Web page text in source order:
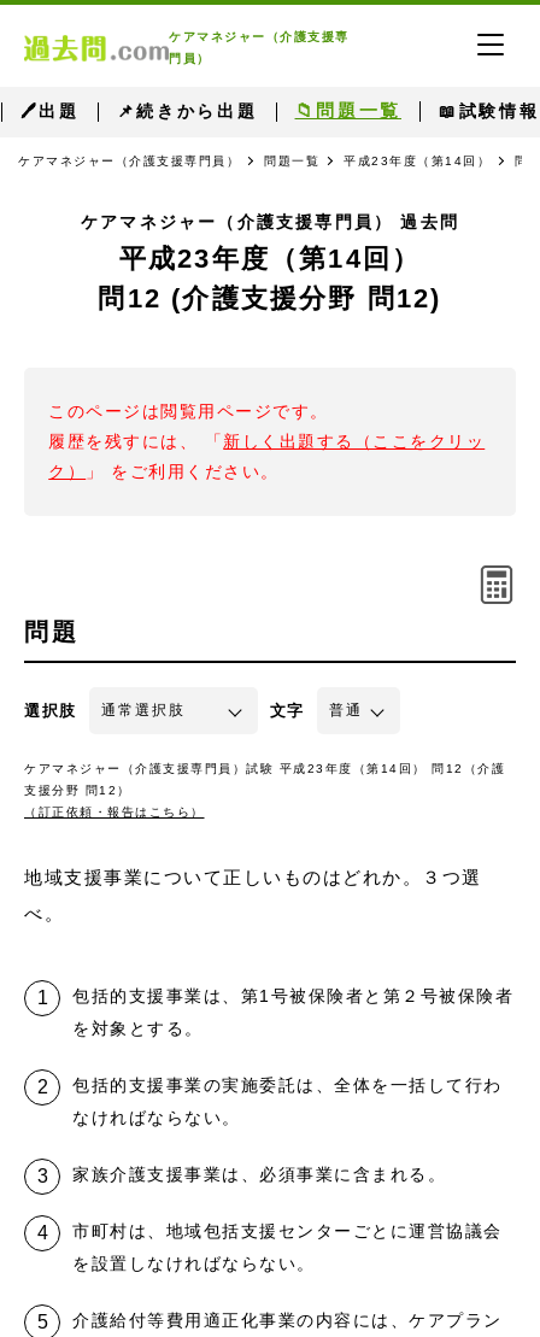
ケアマネジャー（介護支援専
門員）
🖊出題 📌続きから出題 📁問題一覧 📖試験情報
ケアマネジャー（介護支援専門員） 問題一覧 平成23年度（第14回） 問
ケアマネジャー（介護支援専門員） 過去問
平成23年度（第14回）
問12 (介護支援分野 問12)
このページは閲覧用ページです。
履歴を残すには、 「 新しく出題する（ここをクリッ
ク）
」 をご利用ください。
問題
選択肢 文字
ケアマネジャー（介護支援専門員）試験 平成23年度（第14回） 問12（介護
支援分野 問12）
（訂正依頼・報告はこちら）
地域支援事業について正しいものはどれか。３つ選
べ。
包括的支援事業は、第1号被保険者と第２号被保険者
を対象とする。
包括的支援事業の実施委託は、全体を一括して行わ
なければならない。
家族介護支援事業は、必須事業に含まれる。
市町村は、地域包括支援センターごとに運営協議会
を設置しなければならない。
介護給付等費用適正化事業の内容には、ケアプラン